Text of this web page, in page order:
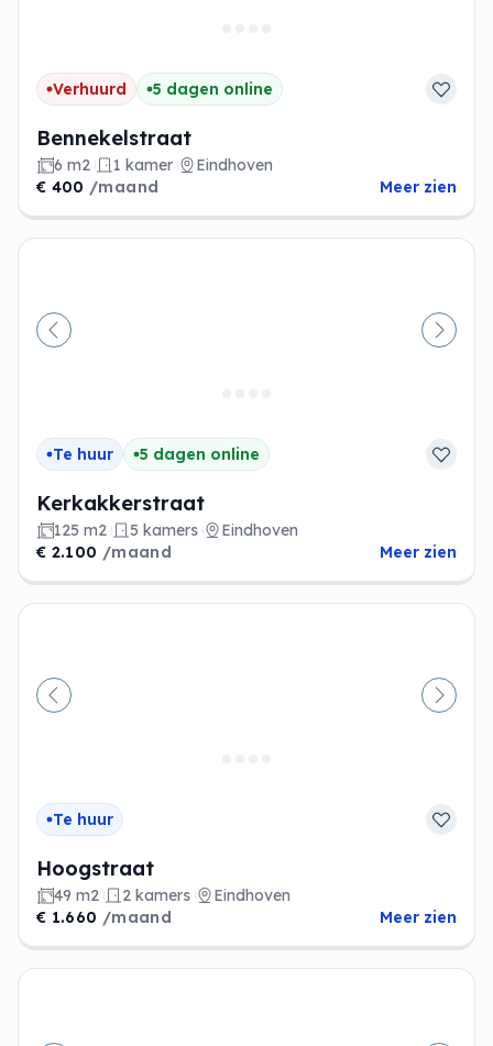
Verhuurd 5 dagen online
Bennekelstraat
6 m2 1 kamer
Eindhoven
€ 400 /maand Meer zien
Vorige
Te huur 5 dagen online
Kerkakkerstraat
125 m2 5 kamers
Eindhoven
€ 2.100 /maand Meer zien
Vorige
Te huur
Hoogstraat
49 m2 2 kamers
Eindhoven
€ 1.660 /maand Meer zien